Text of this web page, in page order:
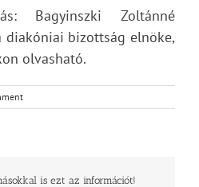
Bagyinszki Zoltánné
diakóniai bizottság elnöke,
olvasható.
is ezt az információt!